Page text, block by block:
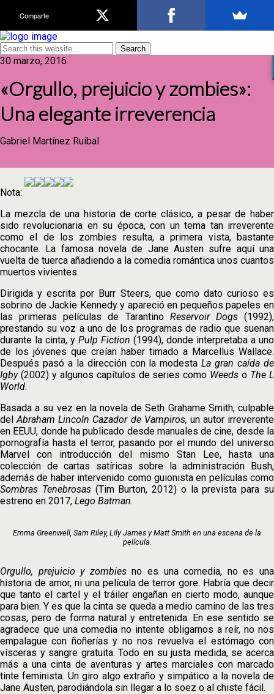
30 marzo, 2016
«Orgullo, prejuicio y zombies»:
Una elegante irreverencia
Gabriel Martínez Ruibal
Nota:
La mezcla de una historia de corte clásico, a pesar de haber
sido revolucionaria en su época, con un tema tan irreverente
como el de los zombies resulta, a primera vista, bastante
chocante. La famosa novela de Jane Austen sufre aquí una
vuelta de tuerca añadiendo a la comedia romántica unos cuantos
muertos vivientes.
Dirigida y escrita por Burr Steers, que como dato curioso es
sobrino de Jackie Kennedy y apareció en pequeños papeles en
las primeras películas de Tarantino Reservoir Dogs(1992),
prestando su voz a uno de los programas de radio que suenan
durante la cinta, y Pulp Fiction (1994), donde interpretaba a uno
de los jóvenes que creían haber timado a Marcellus Wallace.
Después pasó a la dirección con la modestaLa gran caída de
Igby(2002) y algunos capítulos de series como Weeds o The L
World.
Basada a su vez en la novela de Seth Grahame Smith, culpable
delAbraham Lincoln Cazador de Vampiros, un autor irreverente
en EEUU, donde ha publicado desde manuales de cine, desde la
pornografía hasta el terror, pasando por el mundo del universo
Marvel con introducción del mismo Stan Lee, hasta una
colección de cartas satíricas sobre la administración Bush,
además de haber intervenido como guionista en películas como
Sombras Tenebrosas(Tim Burton, 2012) o la prevista para su
estreno en 2017, Lego Batman.
Emma Greenwell, Sam Riley, Lily James y Matt Smith en una escena de la
película.
Orgullo, prejuicio y zombiesno es una comedia, no es una
historia de amor, ni una película de terror gore. Habría que decir
que tanto el cartel y el tráiler engañan en cierto modo, aunque
para bien. Y es que la cinta se queda a medio camino de las tres
cosas, pero de forma natural y entretenida. En ese sentido se
agradece que una comedia no intente obligarnos a reír, no nos
empalague con ñoñerías y no nos revuelva el estómago con
vísceras y sangre gratuita. Todo en su justa medida, se acerca
más a una cinta de aventuras y artes marciales con marcado
tinte feminista. Un giro algo extraño y simpático a la novela de
Jane Austen, parodiándola sin llegar a lo soez o al chiste fácil.
Comparte